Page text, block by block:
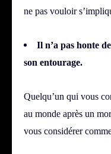
ne pas vouloir
Il n’a pas honte
son entourage.
Quelqu’un qui vous
au monde après un
vous considérer